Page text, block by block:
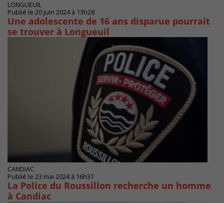
LONGUEUIL
Publié le 20 juin 2024 à 13h28
Une adolescente de 16 ans disparue pourrait
se trouver à Longueuil
CANDIAC
Publié le 23 mai 2024 à 16h31
La Police du Roussillon recherche un homme
à Candiac